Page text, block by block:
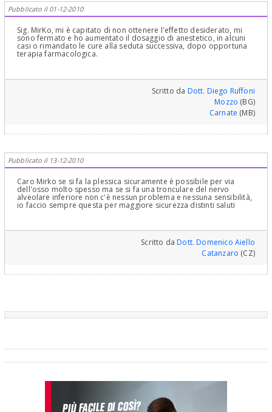
Pubblicato il 01-12-2010
Sig. MirKo, mi è capitato di non ottenere l'effetto desiderato, mi
sono fermato e ho aumentato il dosaggio di anestetico, in alcuni
casi o rimandato le cure alla seduta successiva, dopo opportuna
terapia farmacologica.
Scritto da Dott. Diego Ruffoni
Mozzo (BG)
Carnate (MB)
Pubblicato il 13-12-2010
Caro Mirko se si fa la plessica sicuramente è possibile per via
dell'osso molto spesso ma se si fa una tronculare del nervo
alveolare inferiore non c'è nessun problema e nessuna sensibilità,
io faccio sempre questa per maggiore sicurezza distinti saluti
Scritto daDott. Domenico Aiello
Catanzaro (CZ)